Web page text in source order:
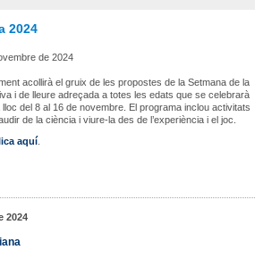
2024
de 2024
acollirà el gruix de les propostes de la Setmana de la
i de lleure adreçada a totes les edats que se celebrarà
del 8 al 16 de novembre. El programa inclou activitats
de la ciència i viure-la des de l’experiència i el joc.
aquí.
2024